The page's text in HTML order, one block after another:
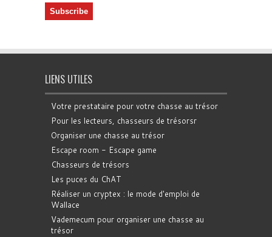
LIENS UTILES
Votre prestataire pour votre chasse au trésor
Pour les lecteurs, chasseurs de trésorsr
Organiser une chasse au trésor
Escape room - Escape game
Chasseurs de trésors
Les puces du ChAT
Réaliser un cryptex : le mode d'emploi de
Wallace
Vademecum pour organiser une chasse au
trésor